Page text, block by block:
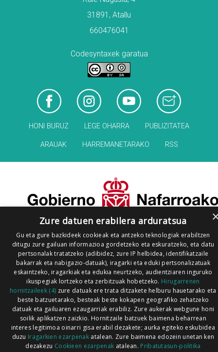
31891, Atallu
660476041
Codesyntaxek garatua
HONI BURUZ LEGE OHARRA PUBLIZITATEA
ARAUAK HARREMANETARAKO RSS
Zure datuen erabilera arduratsua
Gu eta gure bazkideek cookieak eta antzeko teknologiak erabiltzen
ditugu zure gailuan informazioa gordetzeko eta eskuratzeko, eta datu
pertsonalak tratatzeko (adibidez, zure IP helbidea, identifikatzaile
bakarrak eta nabigazio-datuak), iragarki eta eduki pertsonalizatuak
eskaintzeko, iragarkiak eta edukia neurtzeko, audientziaren inguruko
ikuspegiak lortzeko eta zerbitzuak hobetzeko. Hirugarrenen
hornitzaileek (4) zure datuak ere trata ditzakete helburu hauetarako eta
beste batzuetarako, besteak beste kokapen geografiko zehatzeko
datuak eta gailuaren ezaugarriak erabiliz. Zure aukerak webgune honi
soilik aplikatzen zaizkio. Hornitzaile batzuek baimena beharrean
interes legitimoa oinarri gisa erabil dezakete; aurka egiteko eskubidea
duzu Iragarkien ezarpenak atalean. Zure baimena edozein unetan ken
dezakezu Cookieen ezarpenak atalean. Pribatutasun-politika